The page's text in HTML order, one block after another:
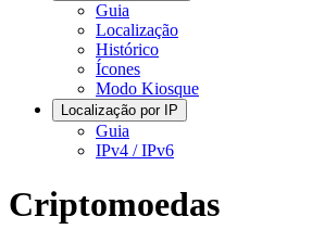
Guia
Localização
Histórico
Ícones
Modo Kiosque
Localização por IP
Guia
IPv4 / IPv6
Criptomoedas